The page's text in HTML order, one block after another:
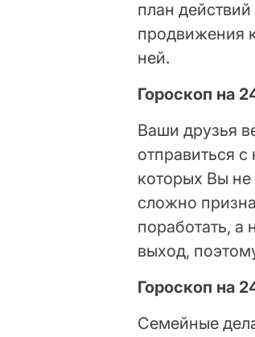
план
продвижения
ней.
Гороскоп на
Ваши друзья
отправиться
которых Вы не
сложно
поработать,
выход,
Гороскоп на
Семейные